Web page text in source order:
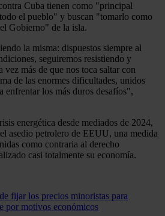
Cuba tienen como "principal
el pueblo" y buscan "tomarlo como
Gobierno" de la isla.
la misma: dispuestos siempre al
seguiremos resistiendo y
vez más de que nos toca saltar con
de las enormes dificultades, unidos
enfrentar los más duros desafíos",
energética desde mediados de 2024,
asedio petrolero de EEUU, una medida
como contraria al derecho
casi totalmente su economía.